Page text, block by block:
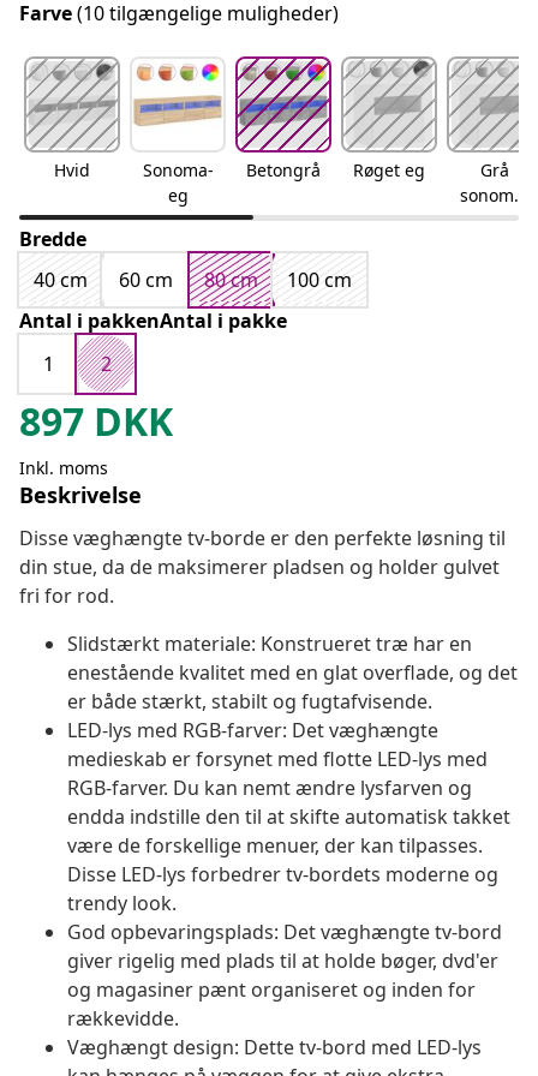
Farve(10 tilgængelige muligheder)
Hvid
Sonoma-
eg
Betongrå Røget eg
Grå
sonoma-
eg
Bredde
40 cm
60 cm 80 cm
100 cm
Antal i pakkenAntal i pakke
1
2
897 DKK
Inkl. moms
Beskrivelse
Disse væghængte tv-borde er den perfekte løsning til
din stue, da de maksimerer pladsen og holder gulvet
fri for rod.
Slidstærkt materiale: Konstrueret træ har en
enestående kvalitet med en glat overflade, og det
er både stærkt, stabilt og fugtafvisende.
LED-lys med RGB-farver: Det væghængte
medieskab er forsynet med flotte LED-lys med
RGB-farver. Du kan nemt ændre lysfarven og
endda indstille den til at skifte automatisk takket
være de forskellige menuer, der kan tilpasses.
Disse LED-lys forbedrer tv-bordets moderne og
trendy look.
God opbevaringsplads: Det væghængte tv-bord
giver rigelig med plads til at holde bøger, dvd'er
og magasiner pænt organiseret og inden for
rækkevidde.
Væghængt design: Dette tv-bord med LED-lys